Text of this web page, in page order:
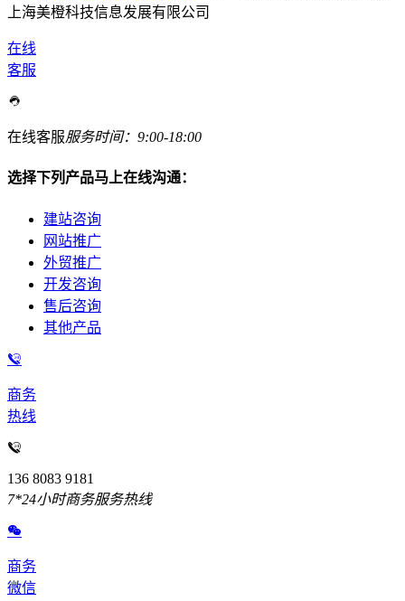
上海美橙科技信息发展有限公司
在线
客服
在线客服服务时间：9:00-18:00
选择下列产品马上在线沟通：
建站咨询
网站推广
外贸推广
开发咨询
售后咨询
其他产品
商务
热线
136 8083 9181
7*24小时商务服务热线
商务
微信